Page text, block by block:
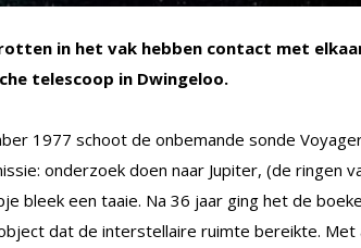
in het vak hebben contact met
telescoop in Dwingeloo.
1977 schoot de onbemande sonde
onderzoek doen naar Jupiter, (de ringen
bleek een taaie. Na 36 jaar ging het de
dat de interstellaire ruimte bereikte. Met